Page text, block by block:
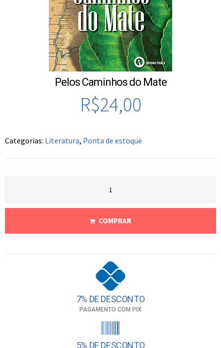
Pelos Caminhos do Mate
R$24,00
Categorias: Literatura, Ponta de estoque
COMPRAR
7% DE DESCONTO
PAGAMENTO COM PIX
5% DE DESCONTO